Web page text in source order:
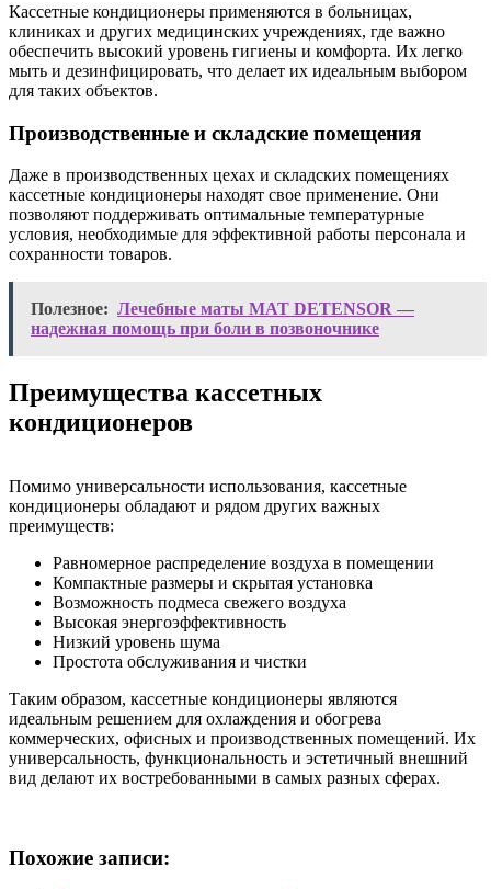
Кассетные кондиционеры применяются в больницах,
клиниках и других медицинских учреждениях, где важно
обеспечить высокий уровень гигиены и комфорта. Их легко
мыть и дезинфицировать, что делает их идеальным выбором
для таких объектов.
Производственные и складские помещения
Даже в производственных цехах и складских помещениях
кассетные кондиционеры находят свое применение. Они
позволяют поддерживать оптимальные температурные
условия, необходимые для эффективной работы персонала и
сохранности товаров.
Полезное: Лечебные маты МАТ DETENSOR —
надежная помощь при боли в позвоночнике
Преимущества кассетных
кондиционеров
Помимо универсальности использования, кассетные
кондиционеры обладают и рядом других важных
преимуществ:
Равномерное распределение воздуха в помещении
Компактные размеры и скрытая установка
Возможность подмеса свежего воздуха
Высокая энергоэффективность
Низкий уровень шума
Простота обслуживания и чистки
Таким образом, кассетные кондиционеры являются
идеальным решением для охлаждения и обогрева
коммерческих, офисных и производственных помещений. Их
универсальность, функциональность и эстетичный внешний
вид делают их востребованными в самых разных сферах.
Похожие записи: